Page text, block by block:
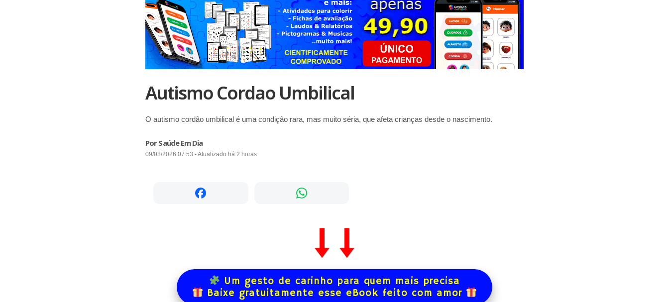
Autismo Cordao Umbilical
O autismo cordão umbilical é uma condição rara, mas muito séria, que afeta crianças desde o nascimento.
Por Saúde Em Dia
09/08/2026 07:53 - Atualizado há 2 horas
Um gesto de carinho para quem mais precisa
Baixe gratuitamente esse eBook feito com amor